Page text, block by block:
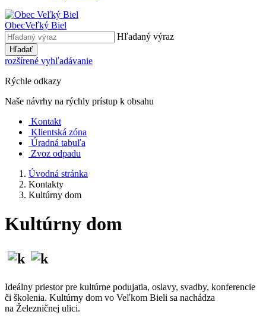
ObecVeľký Biel
Hľadaný výraz
Hľadať
rozšírené vyhľadávanie
Rýchle odkazy
Naše návrhy na rýchly prístup k obsahu
Kontakt
Klientská zóna
Úradná tabuľa
Zvoz odpadu
Úvodná stránka
Kontakty
Kultúrny dom
Kultúrny dom
Ideálny priestor pre kultúrne podujatia, oslavy, svadby, konferencie
či školenia. Kultúrny dom vo Veľkom Bieli sa nachádza
na Železničnej ulici.